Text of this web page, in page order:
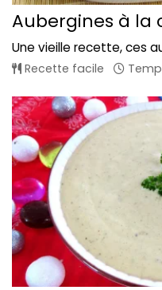
Aubergines à la
Une vieille recette, ces
Recette facile